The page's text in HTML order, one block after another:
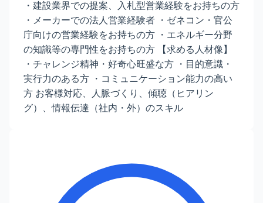
・建設業界での提案、入札型営業経験をお持ちの方
・メーカーでの法人営業経験者 ・ゼネコン・官公
庁向けの営業経験をお持ちの方 ・エネルギー分野
の知識等の専門性をお持ちの方 【求める人材像】
・チャレンジ精神・好奇心旺盛な方 ・目的意識・
実行力のある方 ・コミュニケーション能力の高い
方 お客様対応、人脈づくり、傾聴（ヒアリン
グ）、情報伝達（社内・外）のスキル